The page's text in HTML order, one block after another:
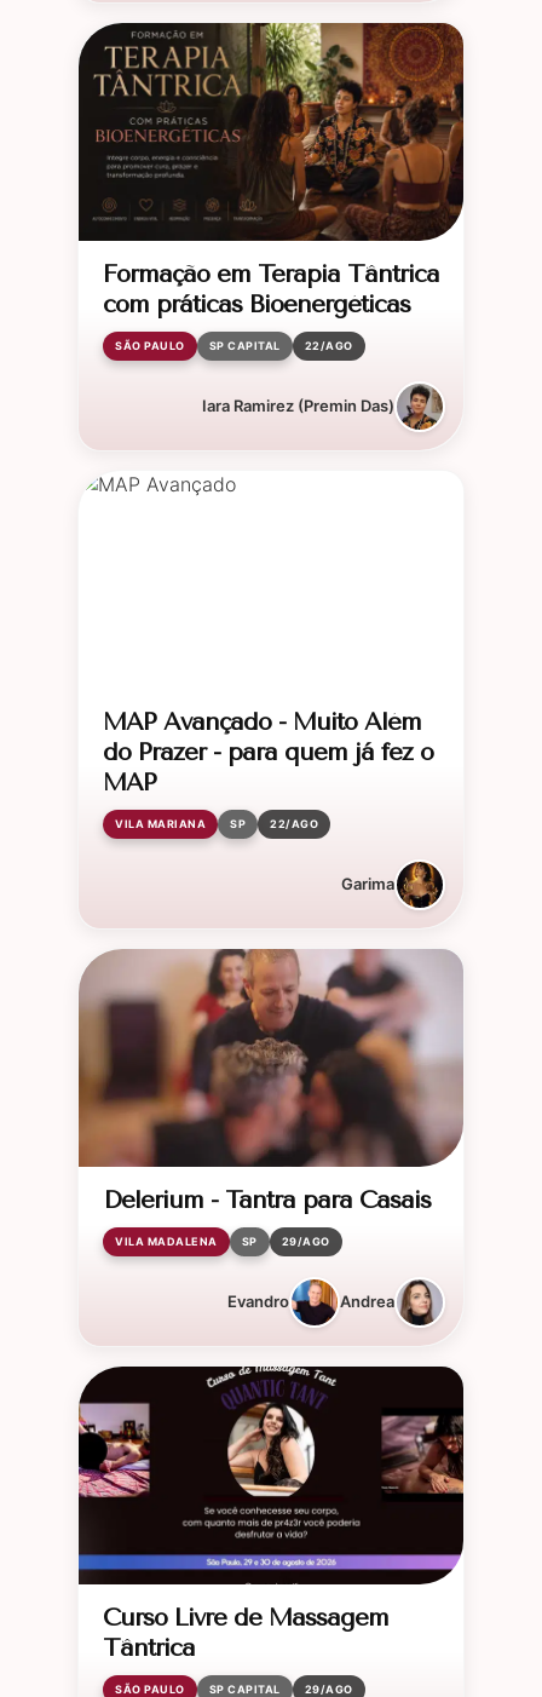
Formação em Terapia Tântrica
com práticas Bioenergéticas
SÃO PAULO SP CAPITAL 22/AGO
Iara Ramirez (Premin Das)
MAP Avançado - Muito Além
do Prazer - para quem já fez o
MAP
VILA MARIANA SP 22/AGO
Garima
Delerium - Tantra para Casais
VILA MADALENA SP 29/AGO
Evandro Andrea
Curso Livre de Massagem
Tântrica
SÃO PAULO SP CAPITAL 29/AGO